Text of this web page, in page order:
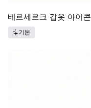
베르세르크 갑옷 아이콘
기본